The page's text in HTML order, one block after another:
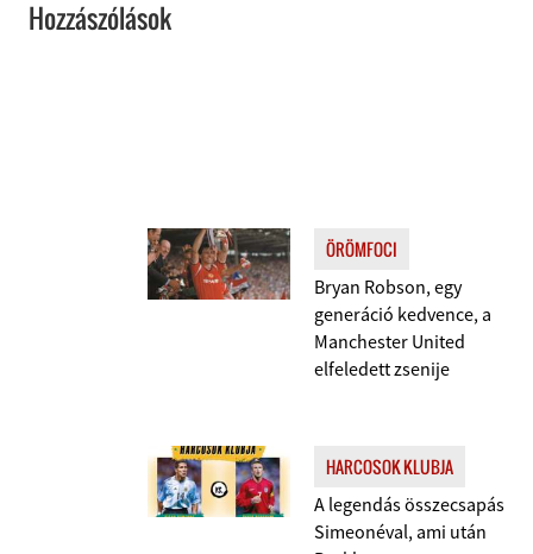
Hozzászólások
ÖRÖMFOCI
Bryan Robson, egy
generáció kedvence, a
Manchester United
elfeledett zsenije
HARCOSOK KLUBJA
A legendás összecsapás
Simeonéval, ami után